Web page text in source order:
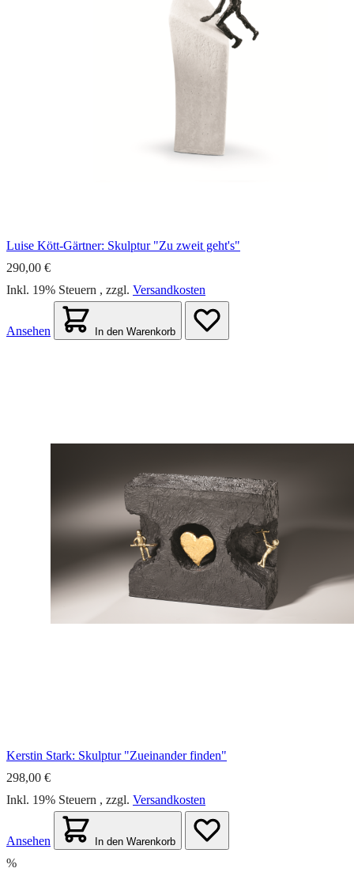
Luise Kött-Gärtner: Skulptur "Zu zweit geht's"
290,00 €
Inkl. 19% Steuern , zzgl. Versandkosten
Ansehen In den Warenkorb
Kerstin Stark: Skulptur "Zueinander finden"
298,00 €
Inkl. 19% Steuern , zzgl. Versandkosten
Ansehen In den Warenkorb
%